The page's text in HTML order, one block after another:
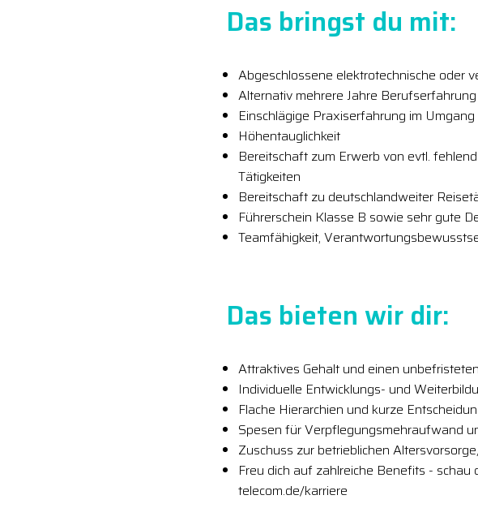
Das bringst du mit:
Abgeschlossene elektrotechnische oder
Alternativ mehrere Jahre
Einschlägige Praxiserfahrung im
Höhentauglichkeit
Bereitschaft zum Erwerb von evtl.
Tätigkeiten
Bereitschaft zu deutschlandweiter
Führerschein Klasse B sowie sehr gute
Teamfähigkeit,
Das bieten wir dir:
Attraktives Gehalt und einen
Individuelle Entwicklungs- und
Flache Hierarchien und kurze
Spesen für Verpflegungsmehraufwand
Zuschuss zur betrieblichen
Freu dich auf zahlreiche Benefits -
telecom.de/karriere